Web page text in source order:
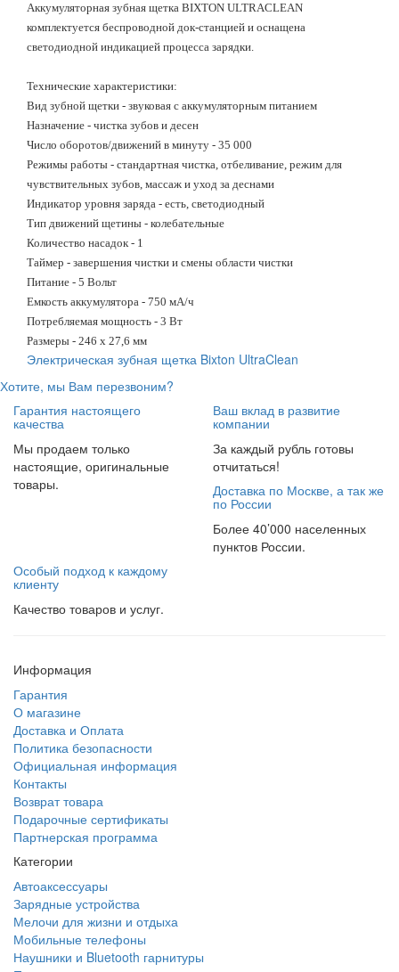
Аккумуляторная зубная щетка BIXTON ULTRACLEAN
комплектуется беспроводной док-станцией и оснащена
светодиодной индикацией процесса зарядки.
Технические характеристики:
Вид зубной щетки - звуковая с аккумуляторным питанием
Назначение - чистка зубов и десен
Число оборотов/движений в минуту - 35 000
Режимы работы - стандартная чистка, отбеливание, режим для
чувствительных зубов, массаж и уход за деснами
Индикатор уровня заряда - есть, светодиодный
Тип движений щетины - колебательные
Количество насадок - 1
Таймер - завершения чистки и смены области чистки
Питание - 5 Вольт
Емкость аккумулятора - 750 мА/ч
Потребляемая мощность - 3 Вт
Размеры - 246 х 27,6 мм
Электрическая зубная щетка Bixton UltraClean
Хотите, мы Вам перезвоним?
Гарантия настоящего
качества
Мы продаем только
настоящие, оригинальные
товары.
Ваш вклад в развитие
компании
За каждый рубль готовы
отчитаться!
Доставка по Москве, а так же
по России
Более 40’000 населенных
пунктов России.
Особый подход к каждому
клиенту
Качество товаров и услуг.
Информация
Гарантия
О магазине
Доставка и Оплата
Политика безопасности
Официальная информация
Контакты
Возврат товара
Подарочные сертификаты
Партнерская программа
Категории
Автоаксессуары
Зарядные устройства
Мелочи для жизни и отдыха
Мобильные телефоны
Наушники и Bluetooth гарнитуры